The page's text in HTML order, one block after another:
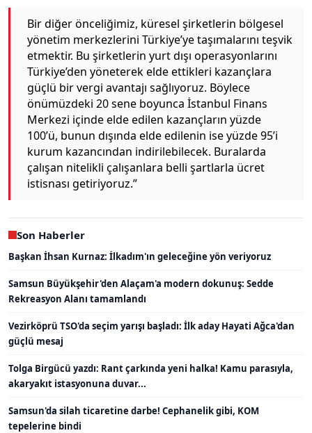
Bir diğer önceliğimiz, küresel şirketlerin bölgesel
yönetim merkezlerini Türkiye’ye taşımalarını teşvik
etmektir. Bu şirketlerin yurt dışı operasyonlarını
Türkiye’den yöneterek elde ettikleri kazançlara
güçlü bir vergi avantajı sağlıyoruz. Böylece
önümüzdeki 20 sene boyunca İstanbul Finans
Merkezi içinde elde edilen kazançların yüzde
100’ü, bunun dışında elde edilenin ise yüzde 95’i
kurum kazancından indirilebilecek. Buralarda
çalışan nitelikli çalışanlara belli şartlarla ücret
istisnası getiriyoruz.”
Son Haberler
Başkan İhsan Kurnaz: İlkadım'ın geleceğine yön veriyoruz
Samsun Büyükşehir'den Alaçam'a modern dokunuş: Sedde
Rekreasyon Alanı tamamlandı
Vezirköprü TSO'da seçim yarışı başladı: İlk aday Hayati Ağca'dan
güçlü mesaj
Tolga Birgücü yazdı: Rant çarkında yeni halka! Kamu parasıyla,
akaryakıt istasyonuna duvar...
Samsun'da silah ticaretine darbe! Cephanelik gibi, KOM
tepelerine bindi